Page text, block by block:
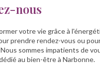
nous
votre vie grâce à
prendre rendez-vous ou
sommes impatients de
au bien-être à Narbonne.